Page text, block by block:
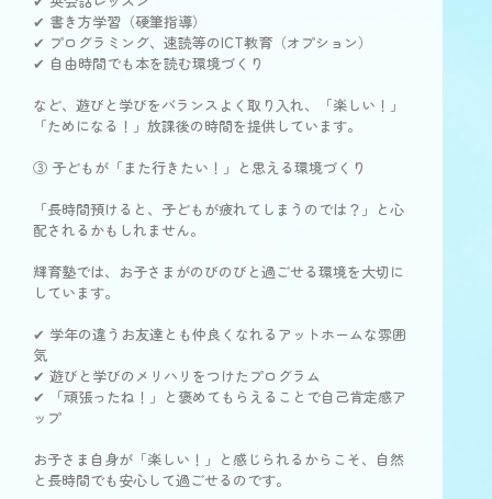
✔ 書き方学習（硬筆指導）
✔ プログラミング、速読等のICT教育（オプション）
✔ 自由時間でも本を読む環境づくり
など、遊びと学びをバランスよく取り入れ、「楽しい！」
「ためになる！」放課後の時間を提供しています。
③ 子どもが「また行きたい！」と思える環境づくり
「長時間預けると、子どもが疲れてしまうのでは？」と心
配されるかもしれません。
輝育塾では、お子さまがのびのびと過ごせる環境を大切に
しています。
✔ 学年の違うお友達とも仲良くなれるアットホームな雰囲
気
✔ 遊びと学びのメリハリをつけたプログラム
✔ 「頑張ったね！」と褒めてもらえることで自己肯定感ア
ップ
お子さま自身が「楽しい！」と感じられるからこそ、自然
と長時間でも安心して過ごせるのです。